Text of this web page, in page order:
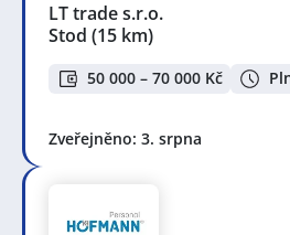
LT trade s.r.o.
Stod (15 km)
50 000 – 70 000 Kč
Zveřejněno: 3. srpna